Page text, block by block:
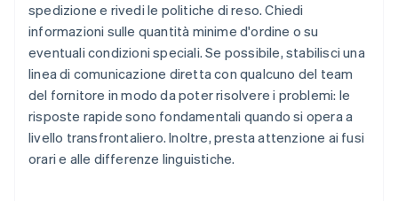
spedizione e rivedi le politiche di reso. Chiedi
informazioni sulle quantità minime d'ordine o su
eventuali condizioni speciali. Se possibile, stabilisci una
linea di comunicazione diretta con qualcuno del team
del fornitore in modo da poter risolvere i problemi: le
risposte rapide sono fondamentali quando si opera a
livello transfrontaliero. Inoltre, presta attenzione ai fusi
orari e alle differenze linguistiche.